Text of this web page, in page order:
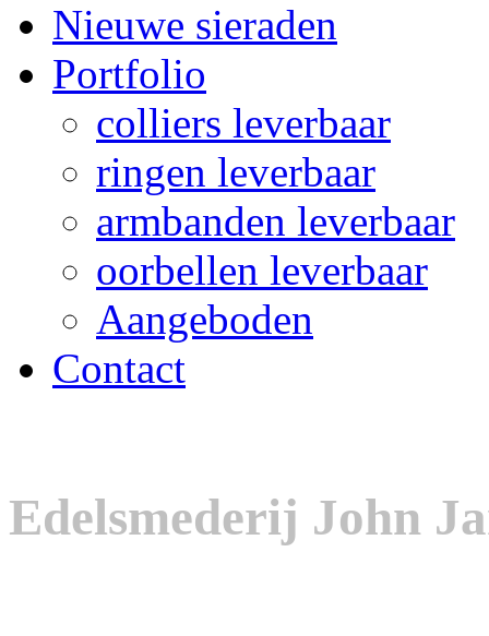
Nieuwe sieraden
Portfolio
colliers leverbaar
ringen leverbaar
armbanden leverbaar
oorbellen leverbaar
Aangeboden
Contact
Edelsmederij John